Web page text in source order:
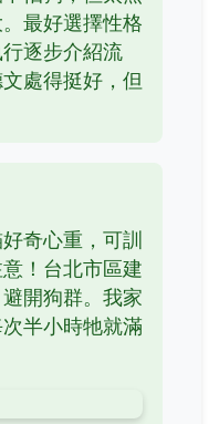
最好選擇性格
逐步介紹流
處得挺好，但
奇心重，可訓
！台北市區建
開狗群。我家
半小時牠就滿